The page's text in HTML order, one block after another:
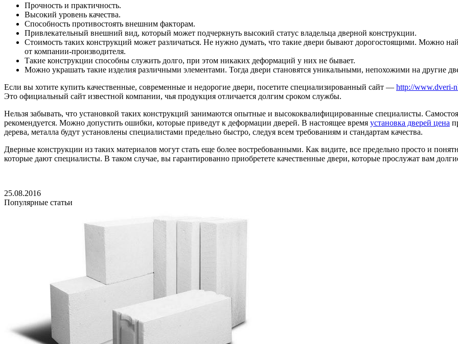
Прочность и практичность.
Высокий уровень качества.
Способность противостоять внешним факторам.
Привлекательный внешний вид, который может подчеркнуть высокий статус владельца дверной конструкции.
Стоимость таких конструкций может различаться. Не нужно думать, что такие двери бывают дорогостоящими. Можно
от компании-производителя.
Такие конструкции способны служить долго, при этом никаких деформаций у них не бывает.
Можно украшать такие изделия различными элементами. Тогда двери становятся уникальными, непохожими на другие
Если вы хотите купить качественные, современные и недорогие двери, посетите специализированный сайт — http://www.dveri-
Это официальный сайт известной компании, чья продукция отличается долгим сроком службы.
Нельзя забывать, что установкой таких конструкций занимаются опытные и высококвалифицированные специалисты.
рекомендуется. Можно допустить ошибки, которые приведут к деформации дверей. В настоящее время установка дверей цена
дерева, металла будут установлены специалистами предельно быстро, следуя всем требованиям и стандартам качества.
Дверные конструкции из таких материалов могут стать еще более востребованными. Как видите, все предельно просто и
которые дают специалисты. В таком случае, вы гарантированно приобретете качественные двери, которые прослужат вам
25.08.2016
Популярные статьи